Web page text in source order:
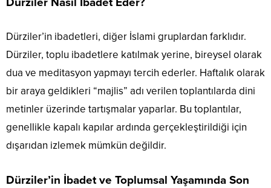
Dürziler’in ibadetleri, diğer İslami gruplardan farklıdır.
Dürziler, toplu ibadetlere katılmak yerine, bireysel olarak
dua ve meditasyon yapmayı tercih ederler. Haftalık olarak
bir araya geldikleri “majlis” adı verilen toplantılarda dini
metinler üzerinde tartışmalar yaparlar. Bu toplantılar,
genellikle kapalı kapılar ardında gerçekleştirildiği için
dışarıdan izlemek mümkün değildir.
Dürziler’in İbadet ve Toplumsal Yaşamında Son